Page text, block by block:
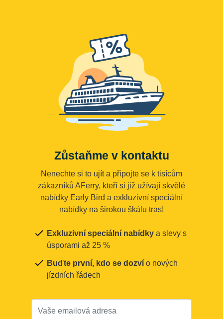
Zůstaňme v kontaktu
Nenechte si to ujít a připojte se k tisícům
zákazníků AFerry, kteří si již užívají skvělé
nabídky Early Bird a exkluzivní speciální
nabídky na širokou škálu tras!
Exkluzivní speciální nabídky a slevy s
úsporami až 25 %
Buďte první, kdo se dozví o nových
jízdních řádech